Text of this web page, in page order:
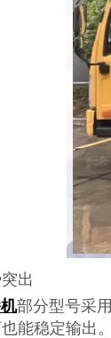
出
部分型号采
能稳定输出